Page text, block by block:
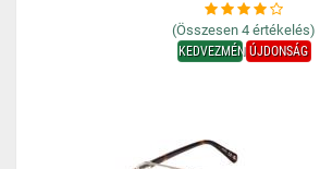
(Összesen 4 értékelés)
KEDVEZMÉNYÚJDONSÁG